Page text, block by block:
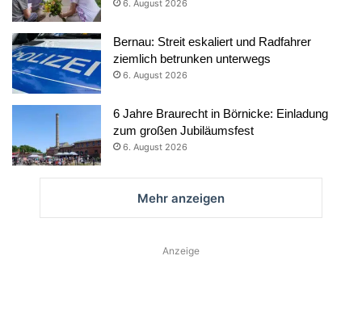
6. August 2026
Bernau: Streit eskaliert und Radfahrer
ziemlich betrunken unterwegs
6. August 2026
6 Jahre Braurecht in Börnicke: Einladung
zum großen Jubiläumsfest
6. August 2026
Mehr anzeigen
Anzeige